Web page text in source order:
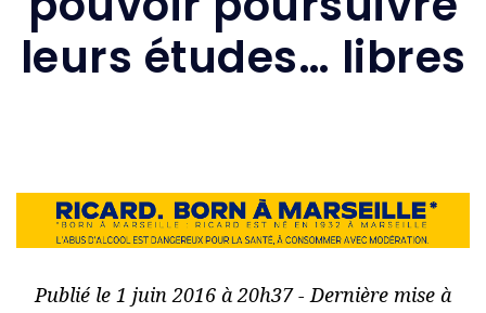
leurs études… libres
Publié le 1 juin 2016 à 20h37 - Dernière mise à